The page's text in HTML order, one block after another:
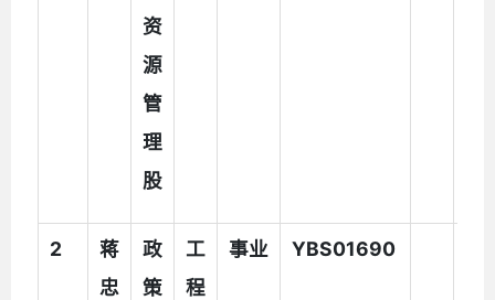
资
源
管
理
股
2
蒋
忠
政
策
工
程
事业 YBS01690